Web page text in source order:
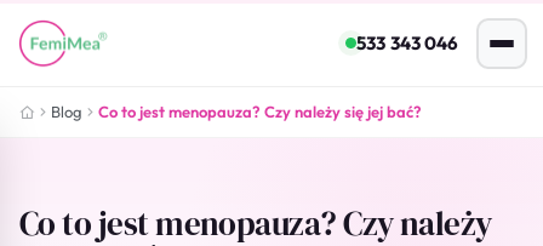
533 343 046
Blog Co to jest menopauza? Czy należy się jej bać?
Co to jest menopauza? Czy należy